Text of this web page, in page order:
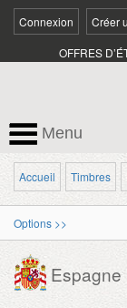
Connexion Créer
OFFRES
Menu
Accueil Timbres
Options >>
Espagne